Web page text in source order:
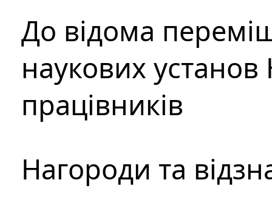
До відома
наукових установ
працівників
Нагороди та